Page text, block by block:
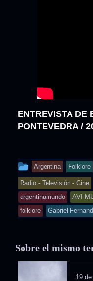
ENTREVISTA DE
PONTEVEDRA /
This
entry
was
posted
in
Argentina Folklore
Radio - Televisión - Cine
argentinamundo
AVI
folklore
Gabriel
Sobre el mismo
19